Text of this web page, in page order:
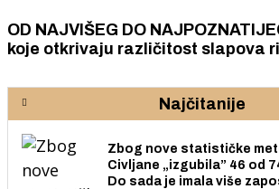
OD NAJVIŠEG DO
koje otkrivaju različitost slapova
Najčitanije
Zbog nove statističke
Civljane „izgubila” 46 od
Do sada je imala više